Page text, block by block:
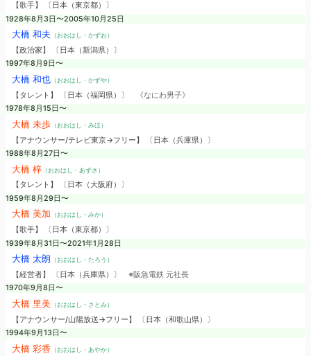
【歌手】 〔日本（東京都）〕
1928年8月3日〜2005年10月25日
大橋 和夫 （おおはし・かずお）
【政治家】 〔日本（新潟県）〕
1997年8月9日〜
大橋 和也（おおはし・かずや）
【タレント】 〔日本（福岡県）〕
《なにわ男子》
1978年8月15日〜
大橋 未歩（おおはし・みほ）
【アナウンサー/テレビ東京→フリー】 〔日本（兵庫県）〕
1988年8月27日〜
大橋 梓（おおはし・あずさ）
【タレント】 〔日本（大阪府）〕
1959年8月29日〜
大橋 美加 （おおはし・みか）
【歌手】 〔日本（東京都）〕
1939年8月31日〜2021年1月28日
大橋 太朗 （おおはし・たろう）
【経営者】 〔日本（兵庫県）〕 ※阪急電鉄 元社長
1970年9月8日〜
大橋 里美（おおはし・さとみ）
【アナウンサー/山陽放送→フリー】 〔日本（和歌山県）〕
1994年9月13日〜
大橋 彩香 （おおはし・あやか）